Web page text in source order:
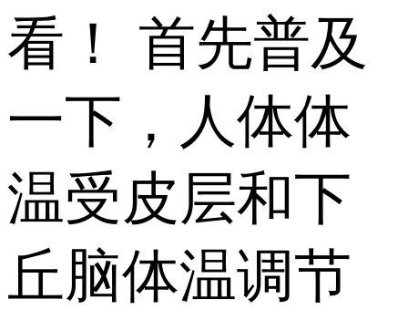
看！ 首先普及
一下，人体体
温受皮层和下
丘脑体温调节